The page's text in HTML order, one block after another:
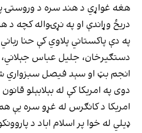
هغه غواړي د هند سره د وروستۍ
دريځ وړاندې او په نړۍواله کچه
په دې پاکستاني پلاوي کې حنا
دستګيرخان، جلیل عباس
انجم بټ او سېد فیصل
دوی په امریکا کې له بېلابېلو
امریکا د کانګرس له غړو سره یې
ډیلي له خوا پر اسلام اباد د